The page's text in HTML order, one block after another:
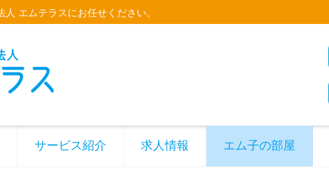
エムテラスにお任せください。
サービス紹介 求人情報 エム子の部屋